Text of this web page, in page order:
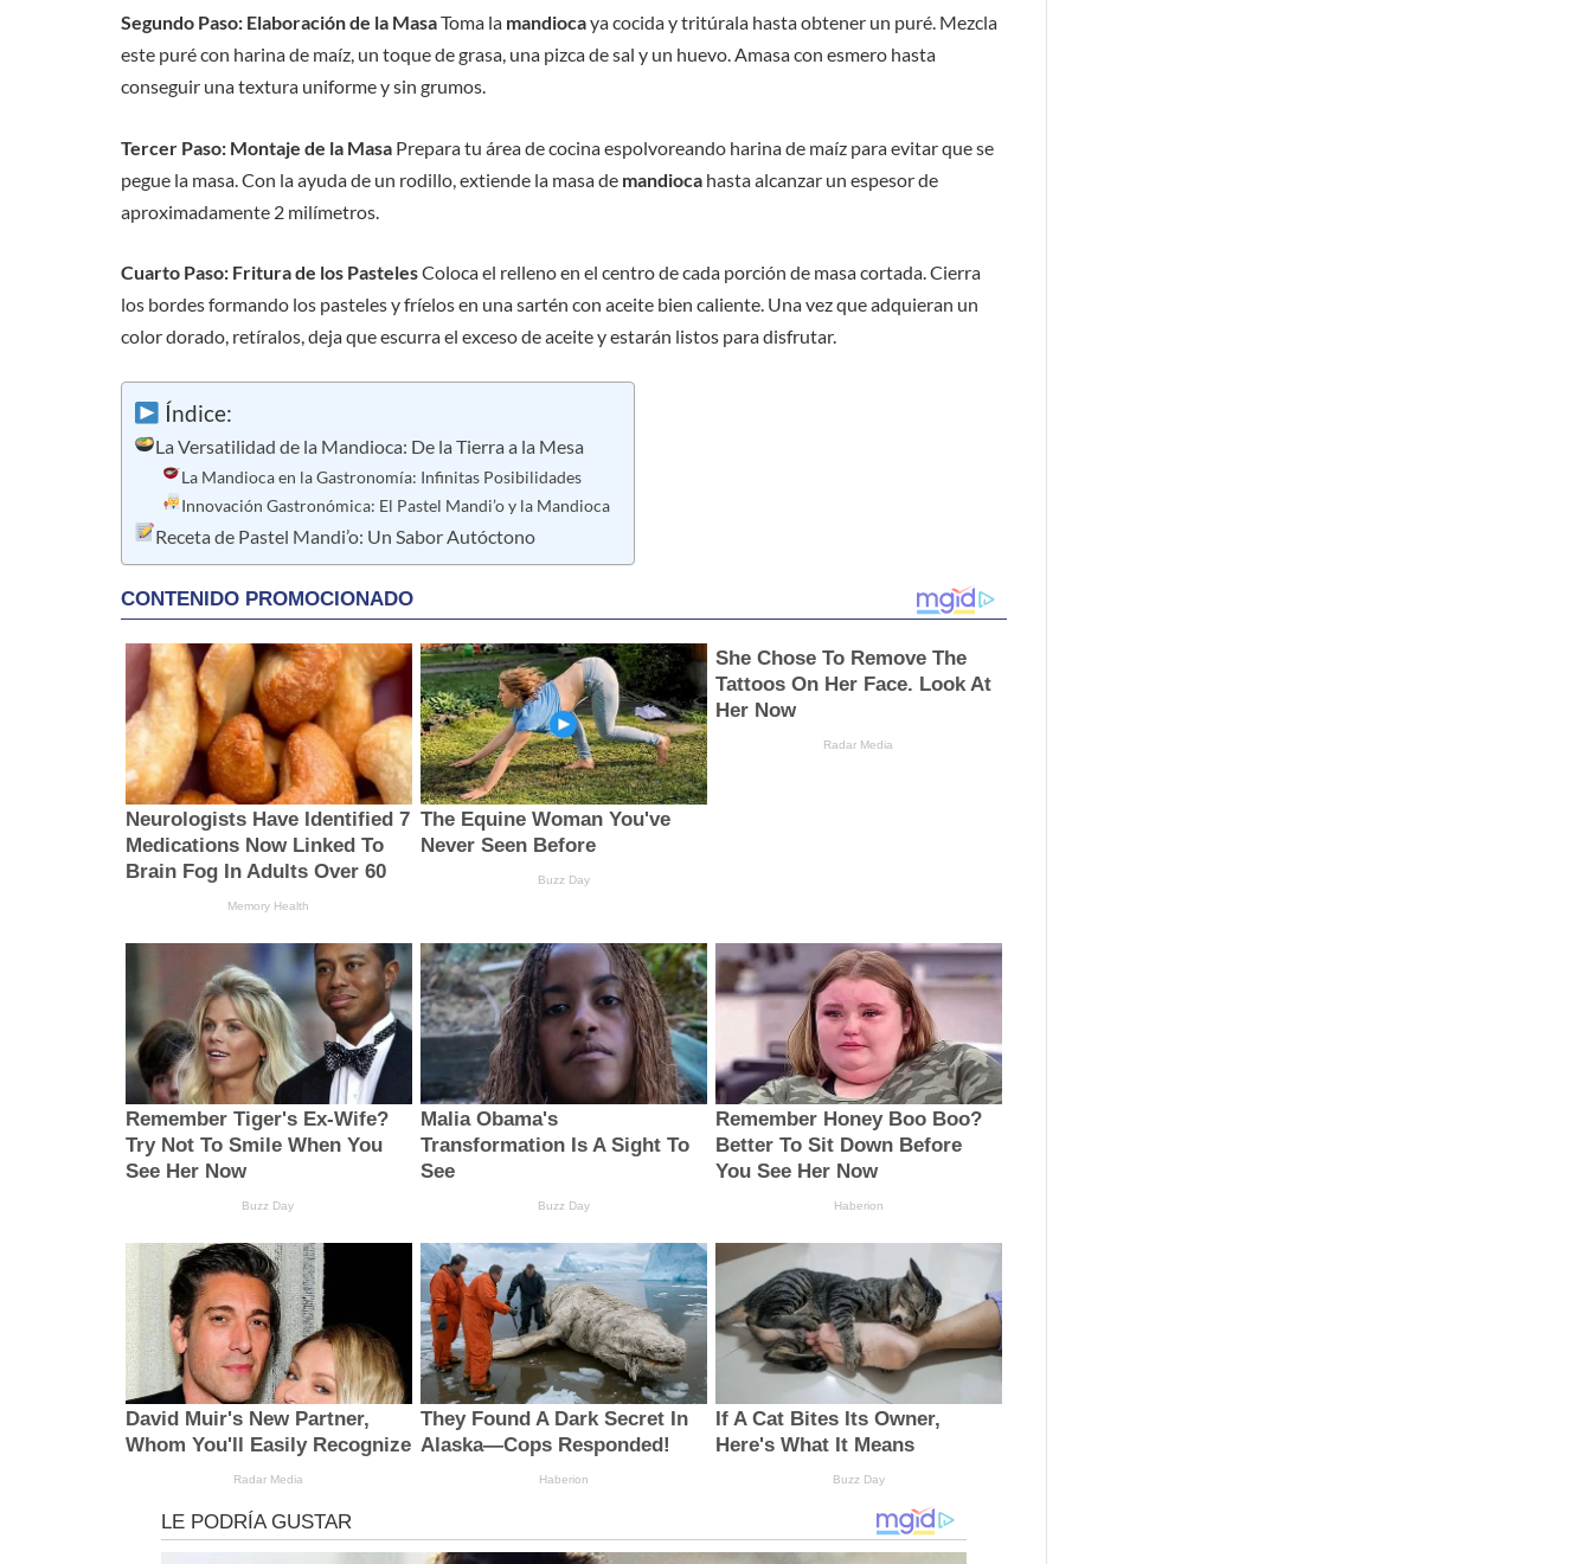
Segundo Paso: Elaboración de la MasaToma la mandiocaya cocida y tritúrala hasta obtener un puré. Mezcla
este puré con harina de maíz, un toque de grasa, una pizca de sal y un huevo. Amasa con esmero hasta
conseguir una textura uniforme y sin grumos.
Tercer Paso: Montaje de la Masa Prepara tu área de cocina espolvoreando harina de maíz para evitar que se
pegue la masa. Con la ayuda de un rodillo, extiende la masa de mandioca hasta alcanzar un espesor de
aproximadamente 2 milímetros.
Cuarto Paso: Fritura de los PastelesColoca el relleno en el centro de cada porción de masa cortada. Cierra
los bordes formando los pasteles y fríelos en una sartén con aceite bien caliente. Una vez que adquieran un
color dorado, retíralos, deja que escurra el exceso de aceite y estarán listos para disfrutar.
Índice:
La Versatilidad de la Mandioca: De la Tierra a la Mesa
La Mandioca en la Gastronomía: Infinitas Posibilidades
Innovación Gastronómica: El Pastel Mandi’o y la Mandioca
Receta de Pastel Mandi’o: Un Sabor Autóctono